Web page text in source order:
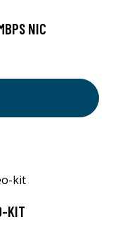
NIC
KIT